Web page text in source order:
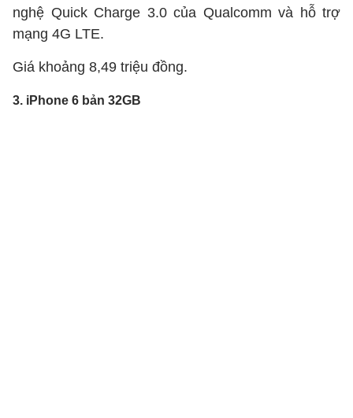
nghệ Quick Charge 3.0 của Qualcomm và hỗ trợ
mạng 4G LTE.
Giá khoảng 8,49 triệu đồng.
3. iPhone 6 bản 32GB